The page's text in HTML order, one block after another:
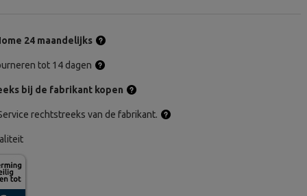
24 maandelijks
tot 14 dagen
bij de fabrikant kopen
rechtstreeks van de fabrikant.